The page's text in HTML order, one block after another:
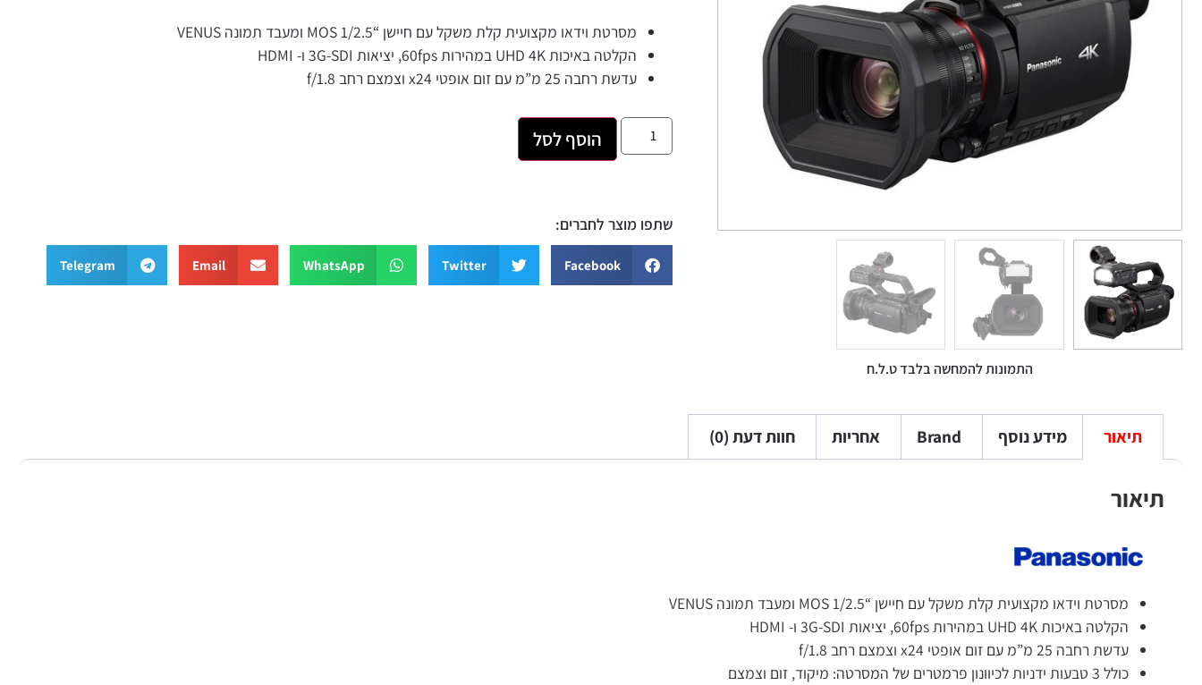
התמונות להמחשה בלבד ט.ל.ח
מסרטת וידאו מקצועית קלת משקל עם חיישן “1/2.5 MOS ומעבד תמונה VENUS
הקלטה באיכות UHD 4K במהירות 60fps, יציאות 3G-SDI ו- HDMI
עדשת רחבה 25 מ”מ עם זום אופטי x24 וצמצם רחב f/1.8
הוסף לסל
שתפו מוצר לחברים:
Facebook
Twitter
WhatsApp
Email
Telegram
תיאור מידע נוסף Brand אחריות חוות דעת (0)
תיאור
מסרטת וידאו מקצועית קלת משקל עם חיישן “1/2.5 MOS ומעבד תמונה VENUS
הקלטה באיכות UHD 4K במהירות 60fps, יציאות 3G-SDI ו- HDMI
עדשת רחבה 25 מ”מ עם זום אופטי x24 וצמצם רחב f/1.8
כולל 3 טבעות ידניות לכיוונון פרמטרים של המסרטה: מיקוד, זום וצמצם